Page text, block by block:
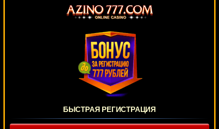
БЫСТРАЯ РЕГИСТРАЦИЯ